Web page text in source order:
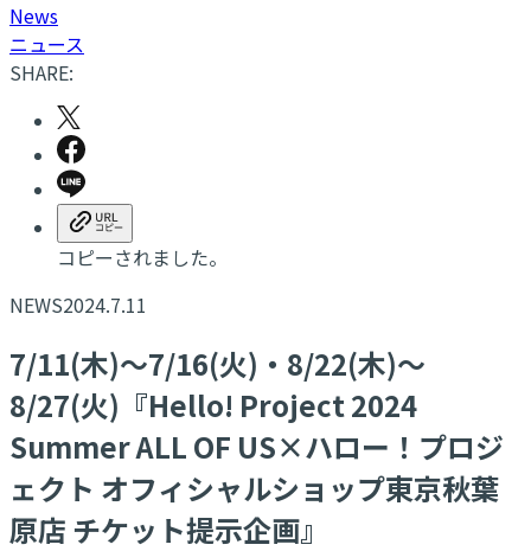
News
ニュース
SHARE:
コピーされました。
NEWS2024.7.11
7/11(木)～7/16(火)・8/22(木)～
8/27(火)『Hello! Project 2024
Summer ALL OF US×ハロー！プロジ
ェクト オフィシャルショップ東京秋葉
原店 チケット提示企画』